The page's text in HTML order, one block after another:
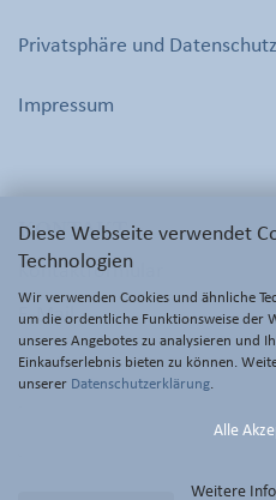
Diese Webseite verwendet
Technologien
Wir verwenden Cookies und ähnliche
um die ordentliche Funktionsweise der
unseres Angebotes zu analysieren und
Einkaufserlebnis bieten zu können.
unserer Datenschutzerklärung.
Alle
Weitere
Privatsphäre und Datenschutz
Impressum
KONTAKT
Kontaktformular
E-Mail